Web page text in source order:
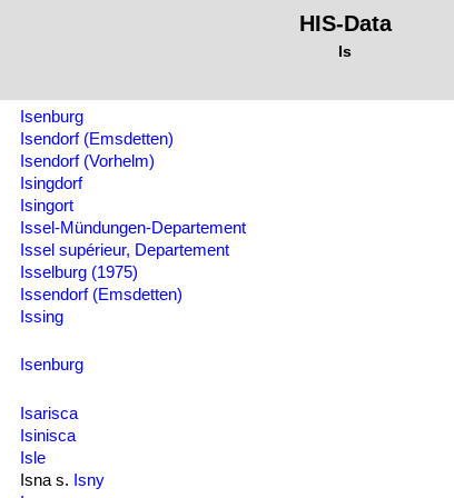
HIS-Data
Is
Isenburg
Isendorf (Emsdetten)
Isendorf (Vorhelm)
Isingdorf
Isingort
Issel-Mündungen-Departement
Issel supérieur, Departement
Isselburg (1975)
Issendorf (Emsdetten)
Issing
Isenburg
Isarisca
Isinisca
Isle
Isna s. Isny